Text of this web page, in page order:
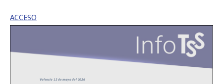
ACCESO